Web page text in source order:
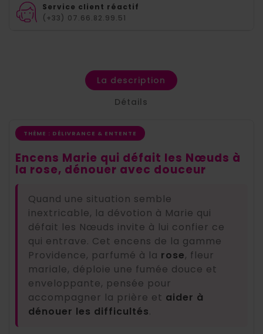
Service client réactif
(+33) 07.66.82.99.51
La description
Détails
THÈME : DÉLIVRANCE & ENTENTE
Encens Marie qui défait les Nœuds à
la rose, dénouer avec douceur
Quand une situation semble
inextricable, la dévotion à Marie qui
défait les Nœuds invite à lui confier ce
qui entrave. Cet encens de la gamme
Providence, parfumé à la rose, fleur
mariale, déploie une fumée douce et
enveloppante, pensée pour
accompagner la prière et aider à
dénouer les difficultés.